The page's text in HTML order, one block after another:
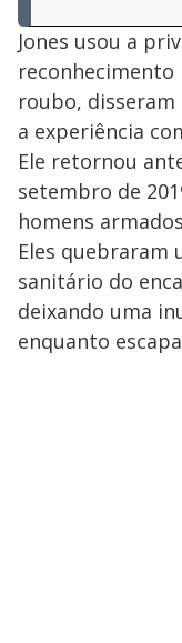
Jones usou a
roubo, disseram
a experiência
Ele retornou
setembro de
homens
Eles quebraram
sanitário do
deixando uma
enquanto